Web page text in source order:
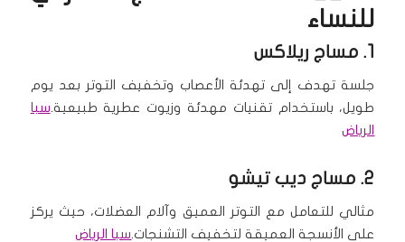
للنساء
1. مساج ريلاكس
جلسة تهدف إلى تهدئة الأعصاب وتخفيف التوتر بعد يوم
طويل، باستخدام تقنيات مهدئة وزيوت عطرية طبيعية.سبا
الرياض
2. مساج ديب تيشو
مثالي للتعامل مع التوتر العميق وآلام العضلات، حيث يركز
على الأنسجة العميقة لتخفيف التشنجات.سبا الرياض